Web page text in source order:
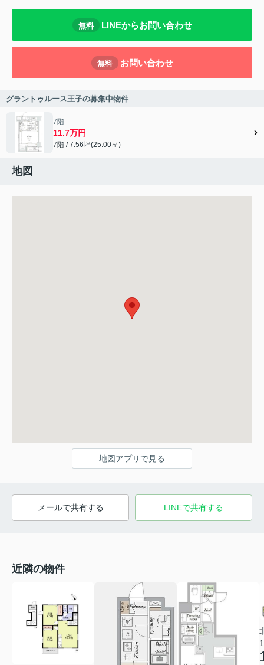
無料 LINEからお問い合わせ
無料 お問い合わせ
グラントゥルース王子の募集中物件
7階
11.7万円
7階 / 7.56坪(25.00㎡)
地図
地図アプリで見る
メールで共有する LINEで共有する
近隣の物件